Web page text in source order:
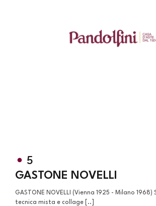
5
GASTONE NOVELLI
GASTONE NOVELLI (Vienna 1925 - Milano 1968) Senza titolo 1964
tecnica mista e collage [..]